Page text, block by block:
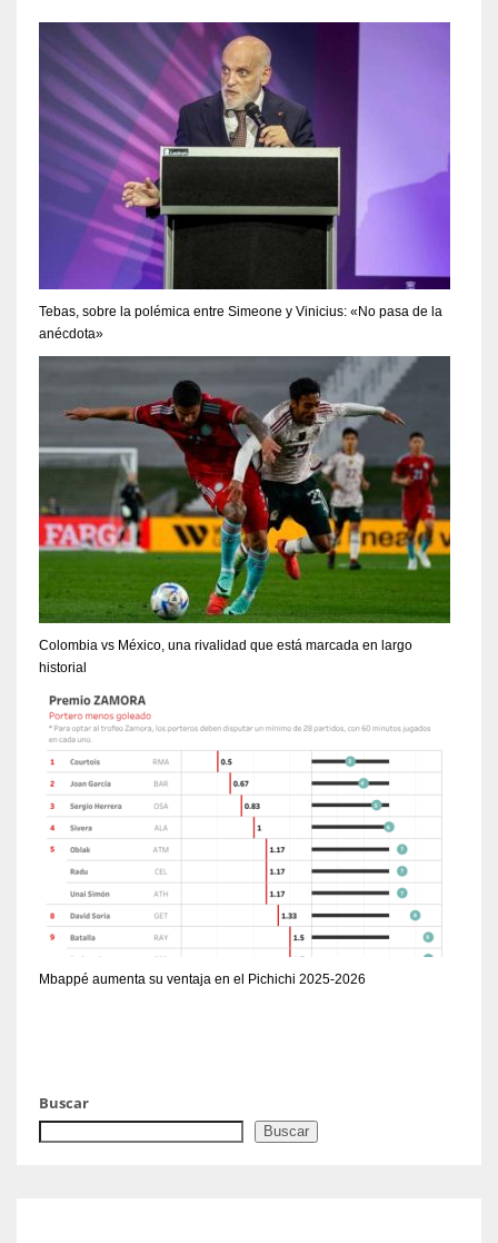
Tebas, sobre la polémica entre Simeone y Vinicius: «No pasa de la
anécdota»
Colombia vs México, una rivalidad que está marcada en largo
historial
Mbappé aumenta su ventaja en el Pichichi 2025-2026
Buscar
Buscar